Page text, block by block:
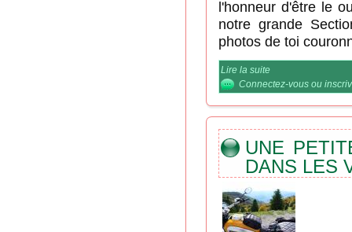
l'honneur d'être le
notre grande
photos de toi
Lire la suite
Connectez-vous ou
UNE
DANS LES